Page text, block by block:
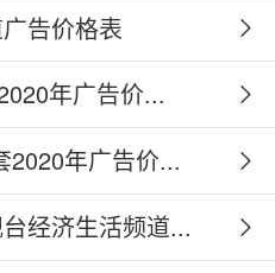
告价格表
年广告价...
2020年广告价...
经济生活频道...